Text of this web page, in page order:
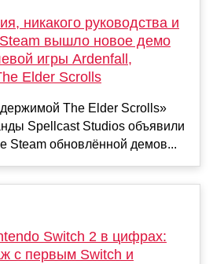
никакого руководства и
Steam вышло новое демо
игры Ardenfall,
Elder Scrolls
The Elder Scrolls»
Spellcast Studios объявили
Steam обновлённой демов...
Switch 2 в цифрах:
с первым Switch и